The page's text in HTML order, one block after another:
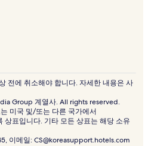
전에 취소해야 합니다. 자세한 내용은 사
Group 계열사. All rights reserved.
미국 및/또는 다른 국가에서
상표입니다. 기타 모든 상표는 해당 소유
이메일: CS@koreasupport.hotels.com